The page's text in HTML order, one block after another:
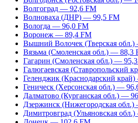
Волгоград — 92,6 FM
Волноваха (ДНР) — 99,5 FM
Вологда — 96,0 FM
Воронеж — 89,4 FM
Вышний Волочек (Тверская
Вязьма (Смоленская обл.) — 88,3
Гагарин (Смоленская обл.) —
Галюгаевская (Ставропольский
Геленджик (Краснодарский
Геническ (Херсонская обл.) —
Далматово (Курганская обл.) —
Дзержинск (Нижегородская
Димитровград (Ульяновская